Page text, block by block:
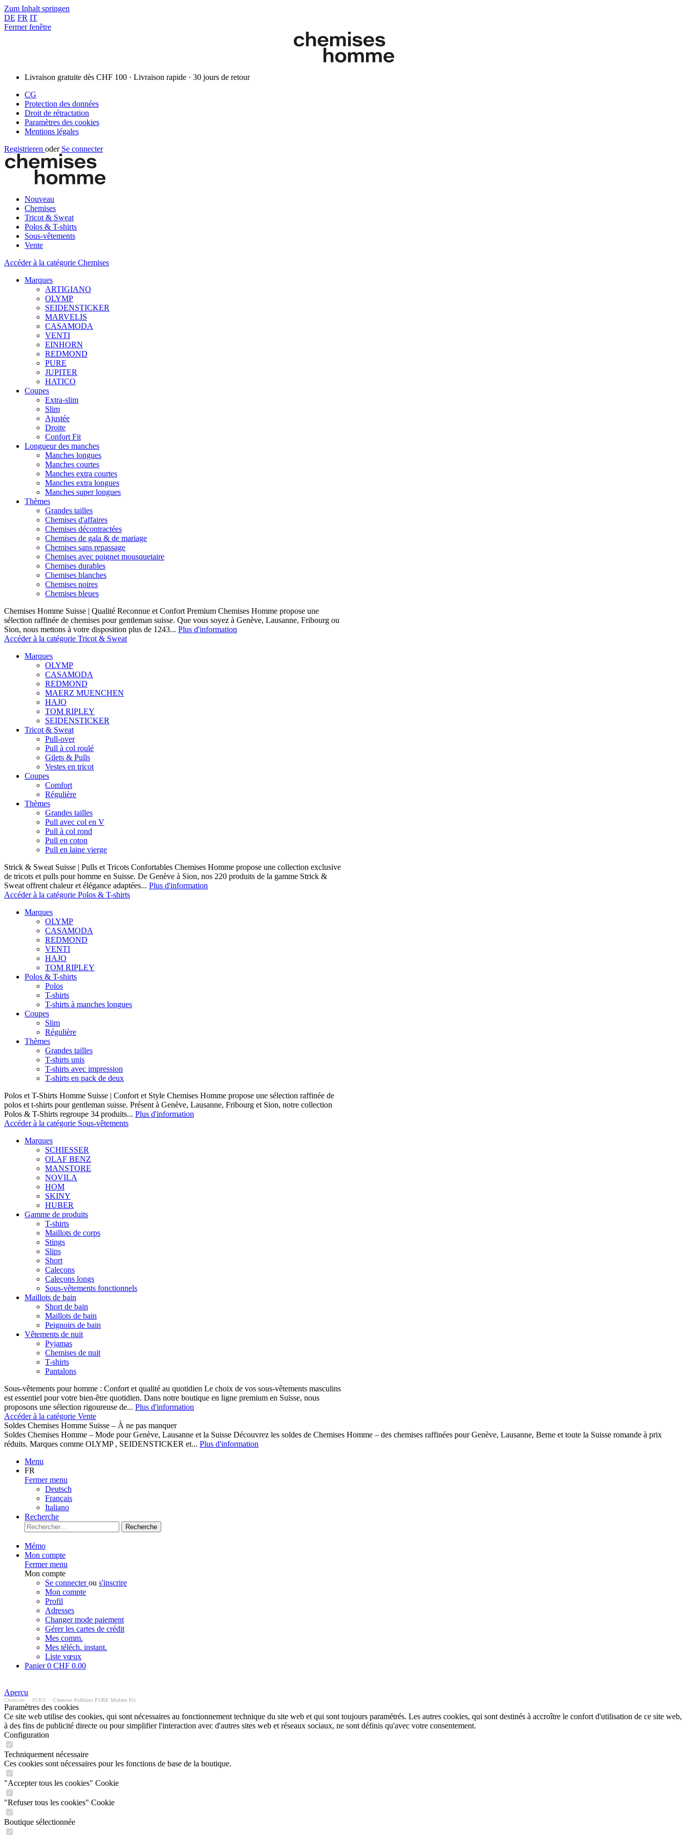
Zum Inhalt springen
DE FR IT
Fermer fenêtre
Livraison gratuite dès CHF 100 · Livraison rapide · 30 jours de retour
CG
Protection des données
Droit de rétractation
Paramètres des cookies
Mentions légales
Registrieren oder Se connecter
Nouveau
Chemises
Tricot & Sweat
Polos & T-shirts
Sous-vêtements
Vente
Accéder à la catégorie Chemises
Marques
ARTIGIANO
OLYMP
SEIDENSTICKER
MARVELIS
CASAMODA
VENTI
EINHORN
REDMOND
PURE
JUPITER
HATICO
Coupes
Extra-slim
Slim
Ajustée
Droite
Confort Fit
Longueur des manches
Manches longues
Manches courtes
Manches extra courtes
Manches extra longues
Manches super longues
Thèmes
Grandes tailles
Chemises d'affaires
Chemises décontractées
Chemises de gala & de mariage
Chemises sans repassage
Chemises avec poignet mousquetaire
Chemises durables
Chemises blanches
Chemises noires
Chemises bleues
Chemises Homme Suisse | Qualité Reconnue et Confort Premium Chemises Homme propose une
sélection raffinée de chemises pour gentleman suisse. Que vous soyez à Genève, Lausanne, Fribourg ou
Sion, nous mettons à votre disposition plus de 1243... Plus d'information
Accéder à la catégorie Tricot & Sweat
Marques
OLYMP
CASAMODA
REDMOND
MAERZ MUENCHEN
HAJO
TOM RIPLEY
SEIDENSTICKER
Tricot & Sweat
Pull-over
Pull à col roulé
Gilets & Pulls
Vestes en tricot
Coupes
Comfort
Régulière
Thèmes
Grandes tailles
Pull avec col en V
Pull à col rond
Pull en coton
Pull en laine vierge
Strick & Sweat Suisse | Pulls et Tricots Confortables Chemises Homme propose une collection exclusive
de tricots et pulls pour homme en Suisse. De Genève à Sion, nos 220 produits de la gamme Strick &
Sweat offrent chaleur et élégance adaptées... Plus d'information
Accéder à la catégorie Polos & T-shirts
Marques
OLYMP
CASAMODA
REDMOND
VENTI
HAJO
TOM RIPLEY
Polos & T-shirts
Polos
T-shirts
T-shirts à manches longues
Coupes
Slim
Régulière
Thèmes
Grandes tailles
T-shirts unis
T-shirts avec impression
T-shirts en pack de deux
Polos et T-Shirts Homme Suisse | Confort et Style Chemises Homme propose une sélection raffinée de
polos et t-shirts pour gentleman suisse. Présent à Genève, Lausanne, Fribourg et Sion, notre collection
Polos & T-Shirts regroupe 34 produits... Plus d'information
Accéder à la catégorie Sous-vêtements
Marques
SCHIESSER
OLAF BENZ
MANSTORE
NOVILA
HOM
SKINY
HUBER
Gamme de produits
T-shirts
Maillots de corps
Stings
Slips
Short
Caleçons
Caleçons longs
Sous-vêtements fonctionnels
Maillots de bain
Short de bain
Maillots de bain
Peignoirs de bain
Vêtements de nuit
Pyjamas
Chemises de nuit
T-shirts
Pantalons
Sous-vêtements pour homme : Confort et qualité au quotidien Le choix de vos sous-vêtements masculins
est essentiel pour votre bien-être quotidien. Dans notre boutique en ligne premium en Suisse, nous
proposons une sélection rigoureuse de... Plus d'information
Accéder à la catégorie Vente
Soldes Chemises Homme Suisse – À ne pas manquer
Soldes Chemises Homme – Mode pour Genève, Lausanne et la Suisse Découvrez les soldes de Chemises Homme – des chemises raffinées pour Genève, Lausanne, Berne et toute la Suisse romande à prix
réduits. Marques comme OLYMP , SEIDENSTICKER et... Plus d'information
Menu
FR
Fermer menu
Deutsch
Français
Italiano
Recherche
Recherche
Mémo
Mon compte
Fermer menu
Mon compte
Se connecterou s'inscrire
Mon compte
Profil
Adresses
Changer mode paiement
Gérer les cartes de crédit
Mes comm.
Mes téléch. instant.
Liste vœux
Panier0 CHF 0.00
Aperçu
Chemises PURE Chemise d'affaires PURE Modern Fit
Paramètres des cookies
Ce site web utilise des cookies, qui sont nécessaires au fonctionnement technique du site web et qui sont toujours paramétrés. Les autres cookies, qui sont destinés à accroître le confort d'utilisation de ce site web,
à des fins de publicité directe ou pour simplifier l'interaction avec d'autres sites web et réseaux sociaux, ne sont définis qu'avec votre consentement.
Configuration
Techniquement nécessaire
Ces cookies sont nécessaires pour les fonctions de base de la boutique.
"Accepter tous les cookies" Cookie
"Refuser tous les cookies" Cookie
Boutique sélectionnée